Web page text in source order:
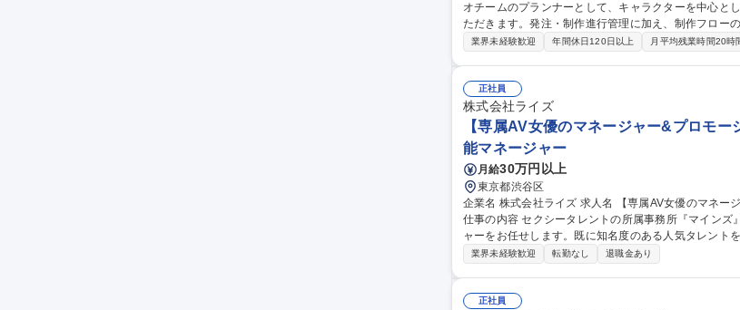
オチームのプランナーとして、キャラクターを中心と
ただきます。発注・制作進行管理に加え、制作フローの改善等も行います。 世
限に引き出すことをミッションとして、シナリオライ
ど各種リソースの発注 ■各種リソースの管理、および
物の監修 募集職種 【東京】シナリオチーム／シナリ
業界未経験歓迎 年間休日120日以上 月平均残業時間20時
正社員
株式会社ライズ
【専属AV女優のマネージャー&プロモ
能マネージャー
月給30万円以上
東京都渋谷区
企業名 株式会社ライズ 求人名 【専属AV女優のマネージャー＆プロモーション】経験者向け/年休120日/シフト制
仕事の内容 セクシータレントの所属事務所『マイン
ャーをお任せします。既に知名度のある人気タレント
ます。 【業務内容】■プロモーション企画 ■外部関係者との調整 ■現場対応 ■スケジュール管理 ■メンタルケア 等
になる瞬間を特等席で見られる経験はここでしか味
トの同行やバラエティ出演など普段は見ることができない景色を見るこ
業界未経験歓迎 転勤なし 退職金あり
正社員